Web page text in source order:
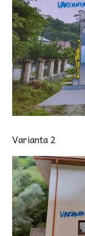
Varianta 2